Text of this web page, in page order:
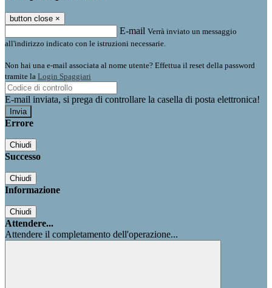
button close ×
E-mail Verrà inviato un messaggio
all'indirizzo indicato con le istruzioni necessarie.
Non hai una e-mail associata al nome utente? Effettua il reset della password
tramite la Login Spaggiari
E-mail inviata, si prega di controllare la casella di posta elettronica!
Errore
Chiudi
Successo
Chiudi
Informazione
Chiudi
Attendere...
Attendere il completamento dell'operazione...